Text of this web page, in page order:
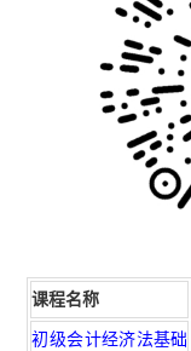
课程名称
初级会计经济法基础